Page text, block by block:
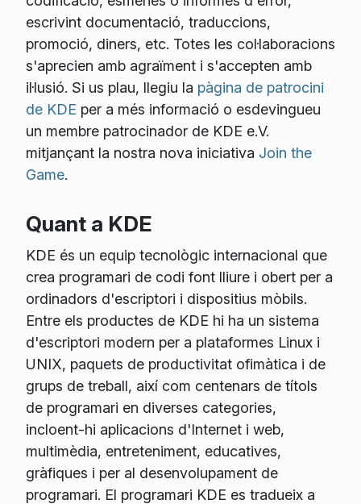
escrivint documentació, traduccions,
promoció, diners, etc. Totes les col·laboracions
s'aprecien amb agraïment i s'accepten amb
il·lusió. Si us plau, llegiu la pàgina de patrocini
de KDE per a més informació o esdevingueu
un membre patrocinador de KDE e.V.
mitjançant la nostra nova iniciativa Join the
Game.
Quant a KDE
KDE és un equip tecnològic internacional que
crea programari de codi font lliure i obert per a
ordinadors d'escriptori i dispositius mòbils.
Entre els productes de KDE hi ha un sistema
d'escriptori modern per a plataformes Linux i
UNIX, paquets de productivitat ofimàtica i de
grups de treball, així com centenars de títols
de programari en diverses categories,
incloent-hi aplicacions d'Internet i web,
multimèdia, entreteniment, educatives,
gràfiques i per al desenvolupament de
programari. El programari KDE es tradueix a